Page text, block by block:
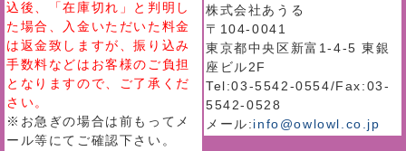
込後、「在庫切れ」と判明し
た場合、入金いただいた料金
は返金致しますが、振り込み
手数料などはお客様のご負担
となりますので、ご了承くだ
さい。
※お急ぎの場合は前もってメ
ール等にてご確認下さい。
株式会社あうる
〒104-0041
東京都中央区新富1-4-5 東銀
座ビル2F
Tel:03-5542-0554/Fax:03-
5542-0528
メール:info@owlowl.co.jp